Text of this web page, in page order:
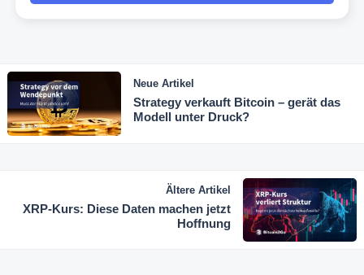
Neue Artikel
Strategy verkauft Bitcoin – gerät das
Modell unter Druck?
Ältere Artikel
XRP-Kurs: Diese Daten machen jetzt
Hoffnung